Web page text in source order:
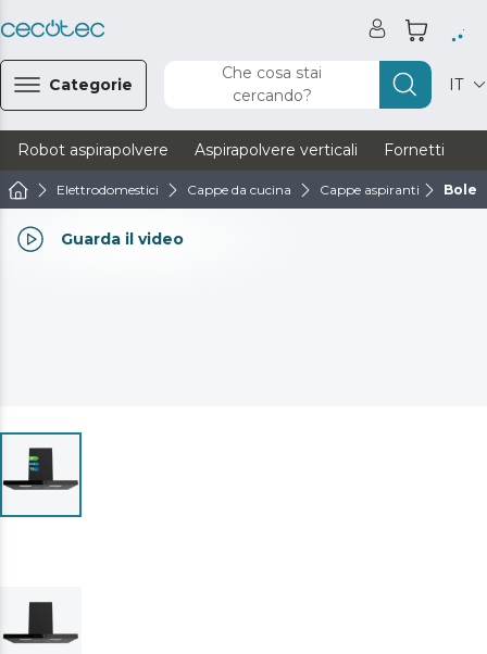
Categorie
Che cosa stai
cercando?
IT
Robot aspirapolvere Aspirapolvere verticali Fornetti
Elettrodomestici Cappe da cucina Cappe aspiranti
Guarda il video